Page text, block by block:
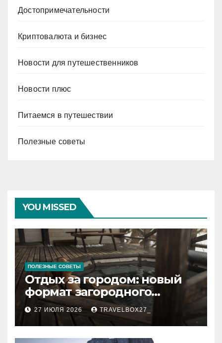
Достопримечательности
Криптовалюта и бизнес
Новости для путешественников
Новости плюс
Питаемся в путешествии
Полезные советы
YOU MISSED
ПОЛЕЗНЫЕ СОВЕТЫ
Отдых за городом: новый
формат загородного
релакса
27 ИЮЛЯ 2026 TRAVELBOX27_